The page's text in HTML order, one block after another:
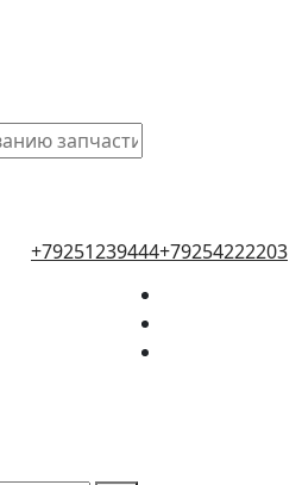
+79251239444+79254222203